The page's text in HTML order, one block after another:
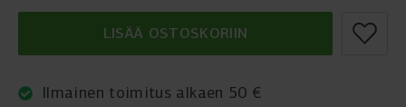
LISÄÄ OSTOSKORIIN
Ilmainen toimitus alkaen 50 €